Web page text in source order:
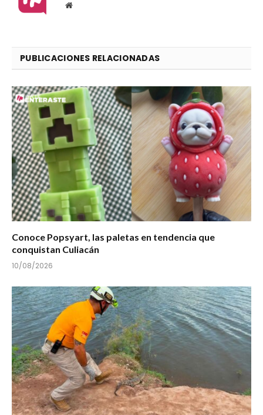
Website
PUBLICACIONES RELACIONADAS
Conoce Popsyart, las paletas en tendencia que
conquistan Culiacán
10/08/2026